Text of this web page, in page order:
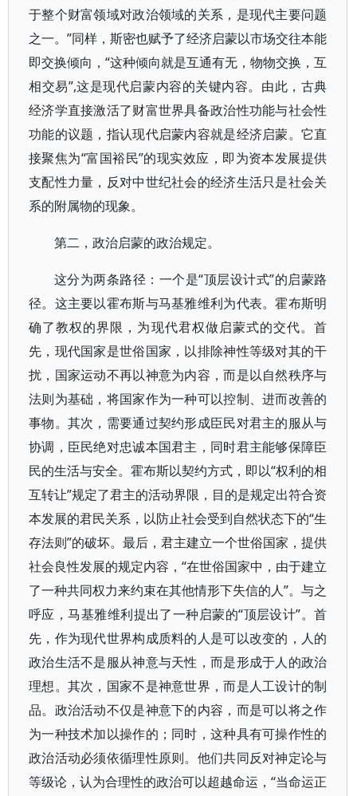
于整个财富领域对政治领域的关系，是现代主要问题
之一。”同样，斯密也赋予了经济启蒙以市场交往本能
即交换倾向，“这种倾向就是互通有无，物物交换，互
相交易”,这是现代启蒙内容的关键内容。由此，古典
经济学直接激活了财富世界具备政治性功能与社会性
功能的议题，指认现代启蒙内容就是经济启蒙。它直
接聚焦为“富国裕民”的现实效应，即为资本发展提供
支配性力量，反对中世纪社会的经济生活只是社会关
系的附属物的现象。
第二，政治启蒙的政治规定。
这分为两条路径：一个是“顶层设计式”的启蒙路
径。这主要以霍布斯与马基雅维利为代表。霍布斯明
确了教权的界限，为现代君权做启蒙式的交代。首
先，现代国家是世俗国家，以排除神性等级对其的干
扰，国家运动不再以神意为内容，而是以自然秩序与
法则为基础，将国家作为一种可以控制、进而改善的
事物。其次，需要通过契约形成臣民对君主的服从与
协调，臣民绝对忠诚本国君主，同时君主能够保障臣
民的生活与安全。霍布斯以契约方式，即以“权利的相
互转让”规定了君主的活动界限，目的是规定出符合资
本发展的君民关系，以防止社会受到自然状态下的“生
存法则”的破坏。最后，君主建立一个世俗国家，提供
社会良性发展的规定内容，“在世俗国家中，由于建立
了一种共同权力来约束在其他情形下失信的人”。与之
呼应，马基雅维利提出了一种启蒙的“顶层设计”。首
先，作为现代世界构成质料的人是可以改变的，人的
政治生活不是服从神意与天性，而是形成于人的政治
理想。其次，国家不是神意世界，而是人工设计的制
品。政治活动不仅是神意下的内容，而是可以将之作
为一种技术加以操作的；同时，这种具有可操作性的
政治活动必须依循理性原则。他们共同反对神定论与
等级论，认为合理性的政治可以超越命运，“当命运正